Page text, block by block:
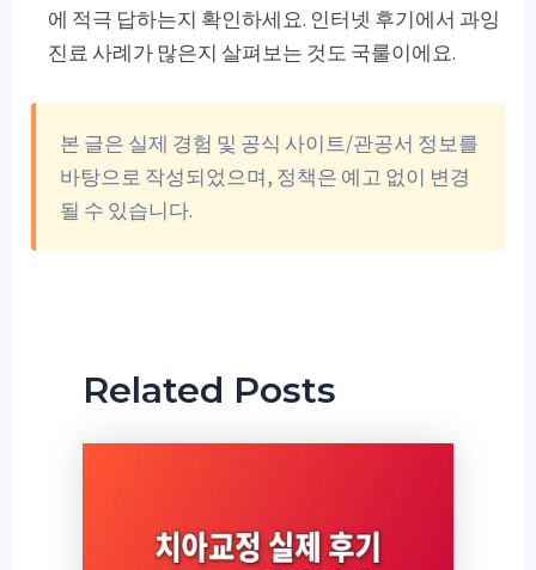
에 적극 답하는지 확인하세요. 인터넷 후기에서 과잉
진료 사례가 많은지 살펴보는 것도 국룰이에요.
본 글은 실제 경험 및 공식 사이트/관공서 정보를
바탕으로 작성되었으며, 정책은 예고 없이 변경
될 수 있습니다.
Related Posts